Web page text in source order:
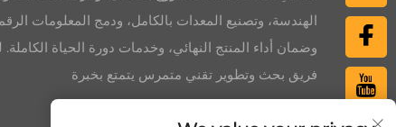
الهندسة، وتصنيع المعدات بالكامل، ودمج المعلومات
وضمان أداء المنتج النهائي، وخدمات دورة الحياة الكاملة.
فريق بحث وتطوير تقني متمرس يتمتع بخبرة